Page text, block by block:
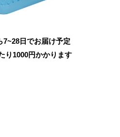
7~28日でお届け予定
り 1000円かかります